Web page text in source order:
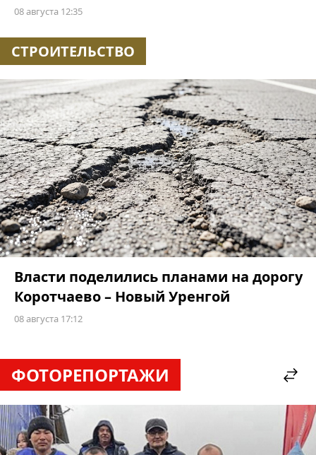
08 августа 12:35
СТРОИТЕЛЬСТВО
Власти поделились планами на дорогу
Коротчаево – Новый Уренгой
08 августа 17:12
ФОТОРЕПОРТАЖИ